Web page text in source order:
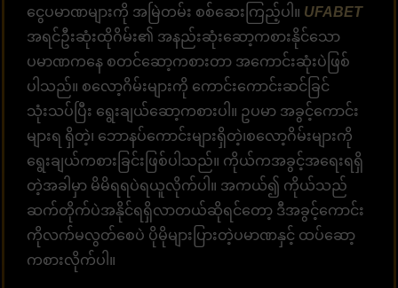
ငွေပမာဏများကို အမြဲတမ်း စစ်ဆေးကြည့်ပါ။ UFABET
အရင်ဦးဆုံးထိုဂိမ်း၏ အနည်းဆုံးဆော့ကစားနိုင်သော
ပမာဏကနေ စတင်ဆော့ကစားတာ အကောင်းဆုံးပဲဖြစ်
ပါသည်။ စလော့ဂိမ်းများကို ကောင်းကောင်းဆင်ခြင်
သုံးသပ်ပြီး ရွေးချယ်ဆော့ကစားပါ။ ဥပမာ အခွင့်ကောင်း
များရ ရှိတဲ့၊ ဘောနပ်ကောင်းများရှိတဲ့၊စလော့ဂိမ်းများကို
ရွေးချယ်ကစားခြင်းဖြစ်ပါသည်။ ကိုယ်ကအခွင့်အရေးရရှိ
တဲ့အခါမှာ မိမိရရပဲရယူလိုက်ပါ။ အကယ်၍ ကိုယ်သည်
ဆက်တိုက်ပဲအနိုင်ရရှိလာတယ်ဆိုရင်တော့ ဒီအခွင့်ကောင်း
ကိုလက်မလွတ်စေပဲ ပိုမိုများပြားတဲ့ပမာဏနှင့် ထပ်ဆော့
ကစားလိုက်ပါ။